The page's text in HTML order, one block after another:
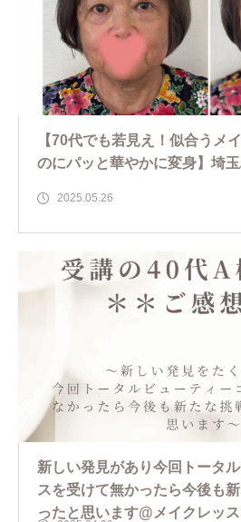
【70代でも若見え！似合うメ
のにパッと華やかに変身】埼
2025.05.26
新しい発見があり今回トータ
スを受けて無かったら今後も
ったと思います@メイクレッ